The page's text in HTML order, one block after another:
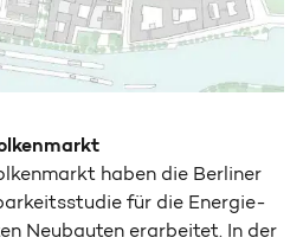
haben die Berliner
für die Energie­
Neu­bauten erarbeitet. In der